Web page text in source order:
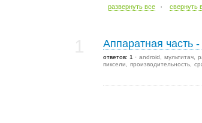
развернуть все · cвернуть
Аппаратная часть
ответов: 1 android мультитач
пиксели
производительность